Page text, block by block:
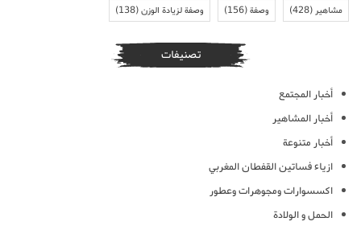
مشاهير(428) وصفة(156) وصفة لزيادة الوزن(138)
تصنيفات
أخبار المجتمع
أخبار المشاهير
أخبار متنوعة
ازياء فساتين القفطان المغربي
اكسسوارات ومجوهرات وعطور
الحمل و الولادة